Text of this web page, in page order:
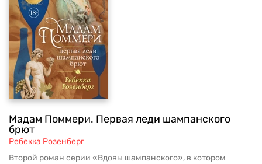
Мадам Поммери. Первая леди шампанского
брют
Ребекка Розенберг
Второй роман серии «Вдовы шампанского», в котором